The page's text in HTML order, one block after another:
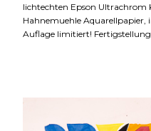
lichtechten Epson Ultrachrom
Hahnemuehle
Auflage limitiert!